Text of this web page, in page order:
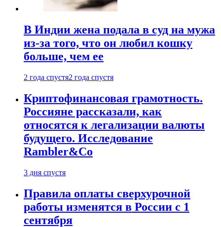
В Индии жена подала в суд на мужа
из-за того, что он любил кошку
больше, чем ее
2 года спустя2 года спустя
Криптофинансовая грамотность.
Россияне рассказали, как
относятся к легализации валюты
будущего. Исследование
Rambler&Co
3 дня спустя
Правила оплаты сверхурочной
работы изменятся в России с 1
сентября